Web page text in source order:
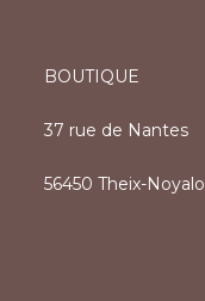
BOUTIQUE
37 rue de Nantes
56450 Theix-